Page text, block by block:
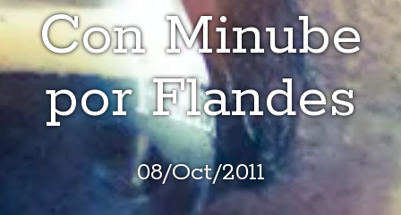
Con Minube
por Flandes
08/Oct/2011